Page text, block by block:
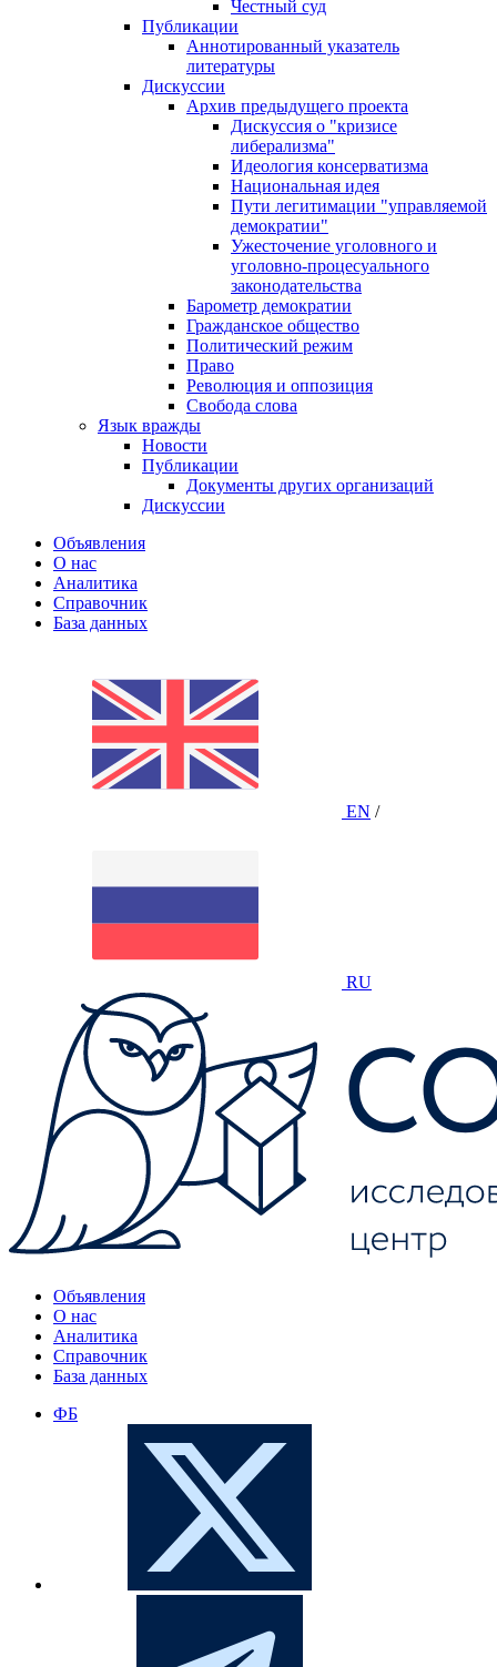
Честный суд
Публикации
Аннотированный указатель
литературы
Дискуссии
Архив предыдущего проекта
Дискуссия о "кризисе
либерализма"
Идеология консерватизма
Национальная идея
Пути легитимации "управляемой
демократии"
Ужесточение уголовного и
уголовно-процесуального
законодательства
Барометр демократии
Гражданское общество
Политический режим
Право
Революция и оппозиция
Свобода слова
Язык вражды
Новости
Публикации
Документы других организаций
Дискуссии
Объявления
О нас
Аналитика
Справочник
База данных
EN /
RU
Объявления
О нас
Аналитика
Справочник
База данных
ФБ